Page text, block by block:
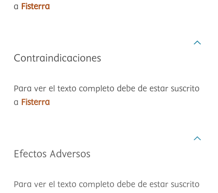
a Fisterra
Contraindicaciones
Para ver el texto completo debe de estar suscrito
a Fisterra
Efectos Adversos
Para ver el texto completo debe de estar suscrito